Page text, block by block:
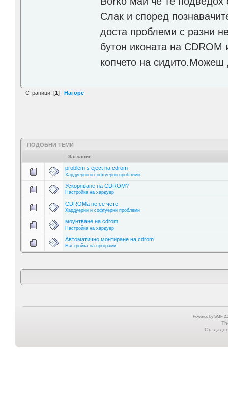
Слак и според
доста проблеми с разни
бутон иконата на
копчето на
Страници: [1 ] Нагоре
ПОДОБНИ ТЕМИ
Заглавие
problem s eject na cdrom
Хардуерни и софтуерни проблеми
Ускоряване на CDROM?
Настройка на хардуер
CDROMа не се чете
Хардуерни и софтуерни проблеми
моунтване на cdrom
Настройка на хардуер
Автоматично монтиране на cdrom
Настройка на програми
Powered by SMF